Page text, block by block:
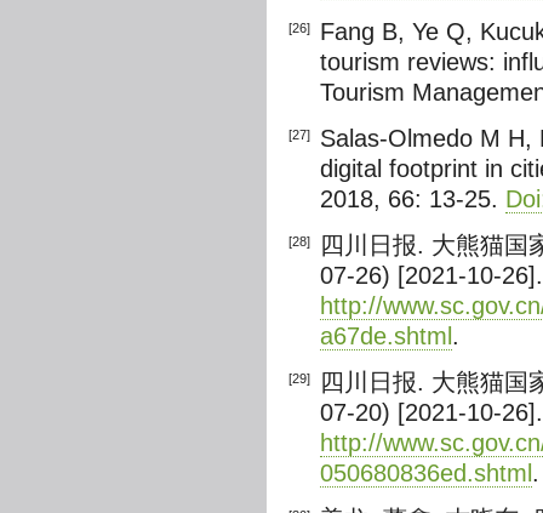
[26]
Fang B, Ye Q,
tourism reviews:
Tourism
[27]
Salas-Olmedo M
digital footprint in
2018, 66: 13-25.
[28]
四川日报. 大熊猫国
07-26) [2021-10-26].
http://
a67de.shtml .
[29]
四川日报. 大熊猫国
07-20) [2021-10-26].
http://
050680836ed.shtml .